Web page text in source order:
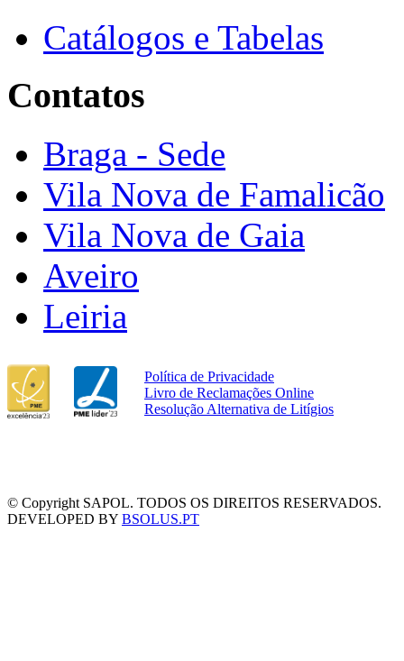
Catálogos e Tabelas
Contatos
Braga - Sede
Vila Nova de Famalicão
Vila Nova de Gaia
Aveiro
Leiria
Política de Privacidade
Livro de Reclamações Online
Resolução Alternativa de Litígios
© Copyright SAPOL. TODOS OS DIREITOS RESERVADOS.
DEVELOPED BY BSOLUS.PT